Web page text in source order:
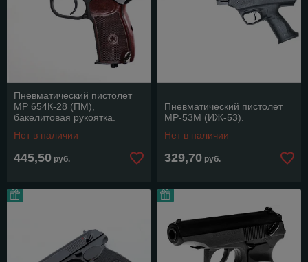
Пневматический пистолет
МР 654К-28 (ПМ),
бакелитовая рукоятка.
Нет в наличии
445,50 руб.
Пневматический пистолет
МР-53М (ИЖ-53).
Нет в наличии
329,70 руб.